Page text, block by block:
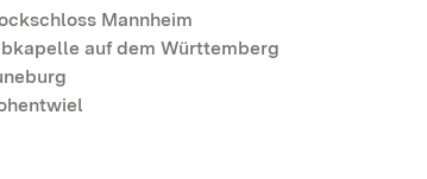
Mannheim
auf dem Württemberg